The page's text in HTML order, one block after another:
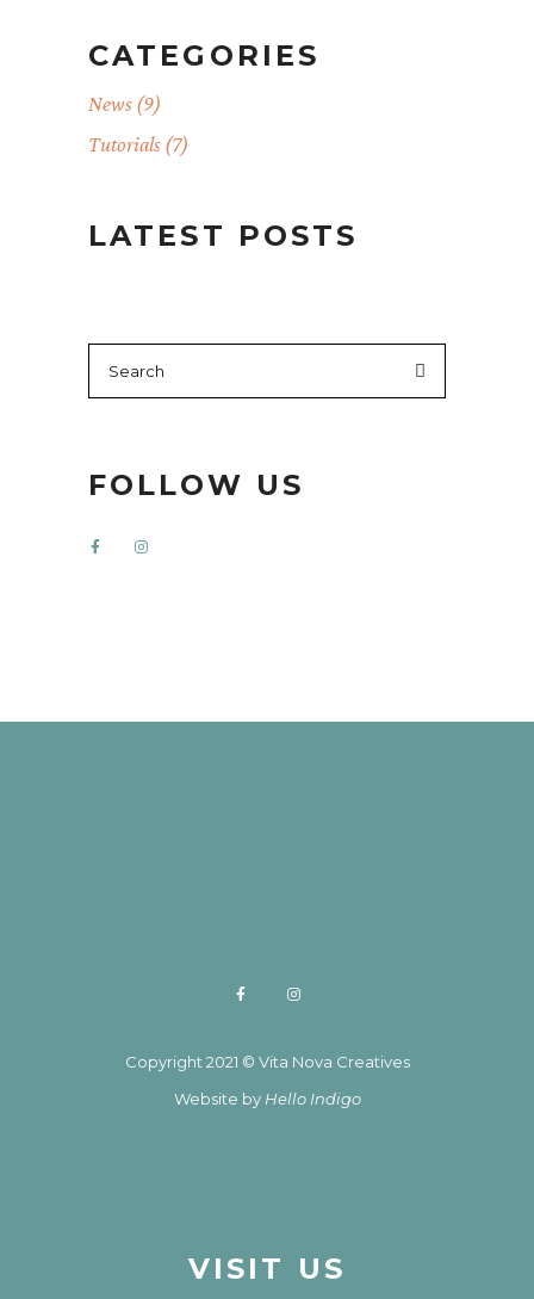
CATEGORIES
News (9)
Tutorials (7)
LATEST POSTS
Search
for:
FOLLOW US
Copyright 2021 © Vita Nova Creatives
Website by Hello Indigo
VISIT US